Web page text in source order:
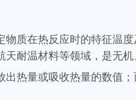
物质在热反应时的特征温
耐温材料等领域，是无
出热量或吸收热量的数值